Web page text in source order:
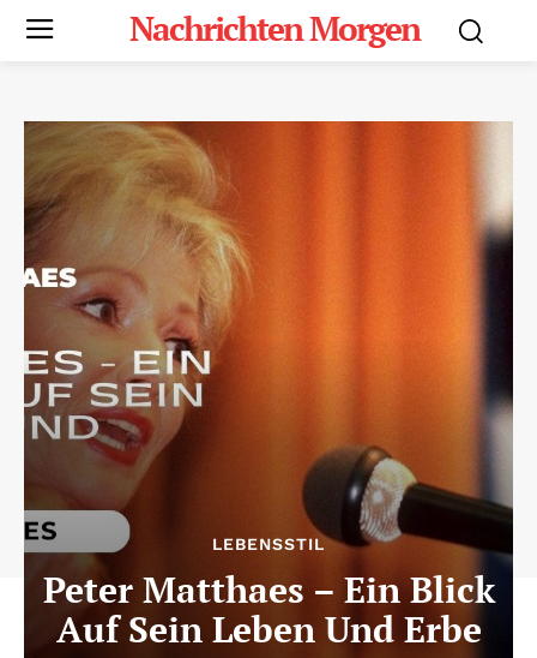
Nachrichten Morgen
LEBENSSTIL
Peter Matthaes – Ein Blick
Auf Sein Leben Und Erbe